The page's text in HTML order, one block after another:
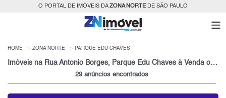
O PORTAL DE IMÓVEIS DAZONA NORTEDE SÃO PAULO
HOME ZONA NORTE PARQUE EDU CHAVES
Imóveis na Rua Antonio Borges, Parque Edu Chaves à Venda ou para Alugar, Zona Norte, São Paulo, SP
29 anúncios encontrados